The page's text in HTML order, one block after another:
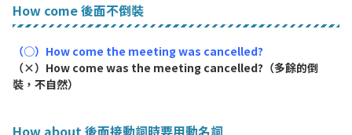
How come 後面不倒裝
（○）How come the meeting was cancelled?
（×）How come was the meeting cancelled?（多餘的倒
裝，不自然）